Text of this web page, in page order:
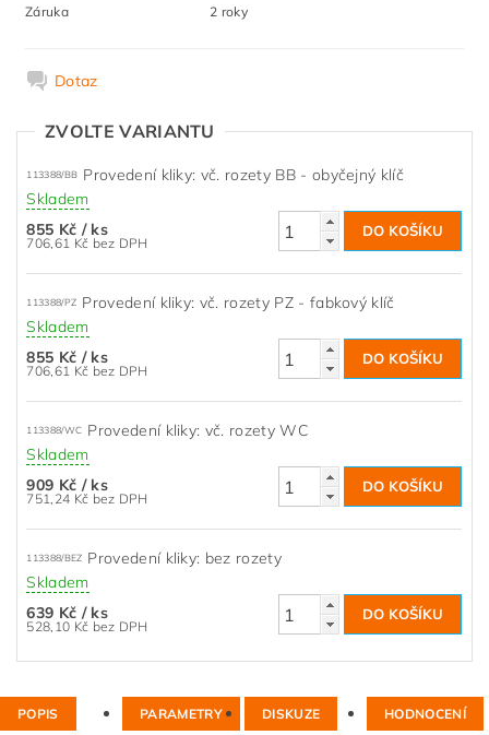
Záruka 2 roky
Dotaz
ZVOLTE VARIANTU
113388/BB Provedení kliky: vč. rozety BB - obyčejný klíč
Skladem
855 Kč / ks
706,61 Kč bez DPH
113388/PZ Provedení kliky: vč. rozety PZ - fabkový klíč
Skladem
855 Kč / ks
706,61 Kč bez DPH
113388/WC Provedení kliky: vč. rozety WC
Skladem
909 Kč / ks
751,24 Kč bez DPH
113388/BEZ Provedení kliky: bez rozety
Skladem
639 Kč / ks
528,10 Kč bez DPH
POPIS PARAMETRY DISKUZE HODNOCENÍ